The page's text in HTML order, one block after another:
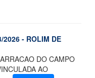
2026 - ROLIM DE
DO CAMPO
AO